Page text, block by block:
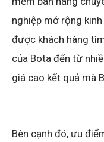
nghiệp mở rộng
được khách hàng
của Bota đến từ
giá cao kết quả mà
Bên cạnh đó, ưu